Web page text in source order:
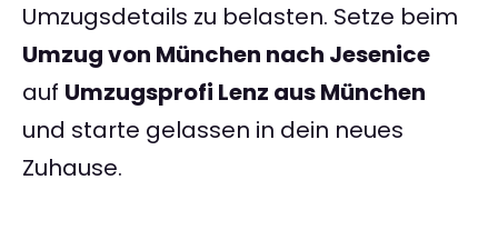
Umzugsdetails zu belasten. Setze beim
Umzug von München nach Jesenice
auf Umzugsprofi Lenz aus München
und starte gelassen in dein neues
Zuhause.